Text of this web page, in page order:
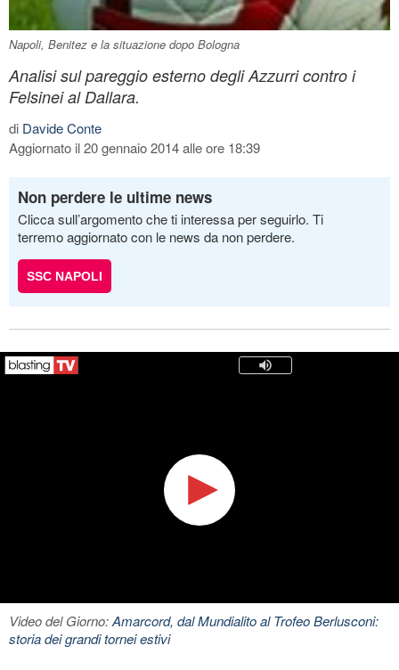
Napoli, Benitez e la situazione dopo Bologna
Analisi sul pareggio esterno degli Azzurri contro i
Felsinei al Dallara.
di Davide Conte
Aggiornato il 20 gennaio 2014 alle ore 18:39
Non perdere le ultime news
Clicca sull’argomento che ti interessa per seguirlo. Ti
terremo aggiornato con le news da non perdere.
SSC NAPOLI
Video del Giorno:Amarcord, dal Mundialito al Trofeo Berlusconi:
storia dei grandi tornei estivi